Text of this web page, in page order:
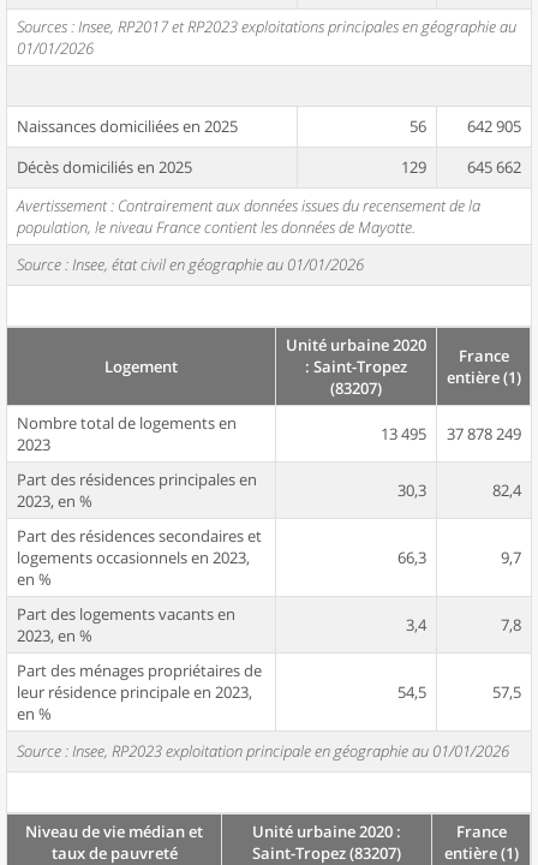
Sources : Insee, RP2017 et RP2023 exploitations principales en géographie au
01/01/2026
Naissances domiciliées en 2025 56
642 905
Décès domiciliés en 2025
129
645 662
Avertissement : Contrairement aux données issues du recensement de la
population, le niveau France contient les données de Mayotte.
Source : Insee, état civil en géographie au 01/01/2026
Logement
Unité urbaine 2020
: Saint-Tropez
(83207)
France
entière (1)
Nombre total de logements en
2023
13 495 37 878 249
Part des résidences principales en
2023, en %
30,3 82,4
Part des résidences secondaires et
logements occasionnels en 2023,
en %
66,3 9,7
Part des logements vacants en
2023, en %
3,4 7,8
Part des ménages propriétaires de
leur résidence principale en 2023,
en %
54,5 57,5
Source : Insee, RP2023 exploitation principale en géographie au 01/01/2026
Niveau de vie médian et
taux de pauvreté
Unité urbaine 2020 :
Saint-Tropez (83207)
France
entière (1)